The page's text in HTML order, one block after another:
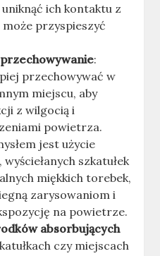
ich kontaktu z
przyspieszyć
:
przechowywać w
miejscu, aby
z wilgocią i
powietrza.
jest użycie
szkatułek
miękkich torebek,
zarysowaniom i
na powietrze.
absorbujących
czy miejscach